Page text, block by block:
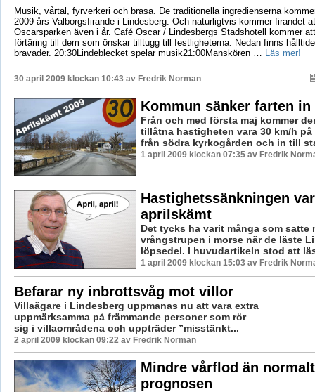
Musik, vårtal, fyrverkeri och brasa. De traditionella ingredienserna
2009 års Valborgsfirande i Lindesberg. Och naturligtvis kommer firandet
Oscarsparken även i år. Café Oscar / Lindesbergs Stadshotell kommer
förtäring till dem som önskar tilltugg till festligheterna. Nedan finns
bravader. 20:30Lindeblecket spelar musik21:00Manskören … Läs mer!
30 april 2009 klockan 10:43 av Fredrik Norman
Kommun sänker farten
Från och med första maj kommer
tillåtna hastigheten vara 30 km/h på
från södra kyrkogården och in till
1 april 2009 klockan 07:35 av Fredrik
Hastighetssänkningen
aprilskämt
Det tycks ha varit många som satte
vrångstrupen i morse när de läste
löpsedel. I huvudartikeln stod att
1 april 2009 klockan 15:03 av Fredrik
Befarar ny inbrottsvåg mot villor
Villaägare i Lindesberg uppmanas nu att vara extra
uppmärksamma på främmande personer som rör
sig i villaområdena och uppträder ”misstänkt...
2 april 2009 klockan 09:22 av Fredrik Norman
Mindre vårflod än
prognosen